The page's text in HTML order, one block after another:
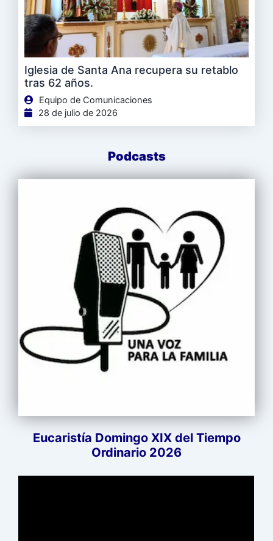
Iglesia de Santa Ana recupera su retablo
tras 62 años.
Equipo de Comunicaciones
28 de julio de 2026
Podcasts
Eucaristía Domingo XIX del Tiempo
Ordinario 2026